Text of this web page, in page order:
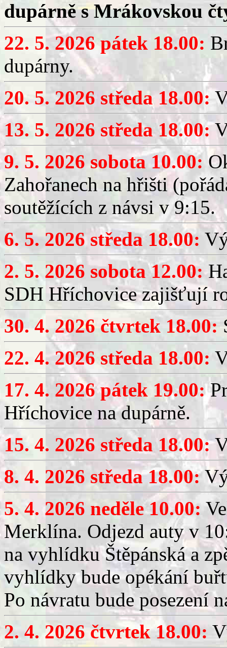
dupárně s Mrákovskou
22. 5. 2026 pátek 18.00:
dupárny.
20. 5. 2026 středa 18.00:
13. 5. 2026 středa 18.00:
9. 5. 2026 sobota 10.00:
Zahořanech na hřišti
soutěžících z návsi v 9:15.
6. 5. 2026 středa 18.00:
2. 5. 2026 sobota 12.00:
SDH Hříchovice zajišťují
30. 4. 2026 čtvrtek 18.00:
22. 4. 2026 středa 18.00:
17. 4. 2026 pátek 19.00:
Hříchovice na dupárně.
15. 4. 2026 středa 18.00:
8. 4. 2026 středa 18.00:
5. 4. 2026 neděle 10.00:
Merklína. Odjezd auty v
na vyhlídku Štěpánská a
vyhlídky bude opékání
Po návratu bude posezení
2. 4. 2026 čtvrtek 18.00: